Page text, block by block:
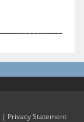
| Privacy Statement